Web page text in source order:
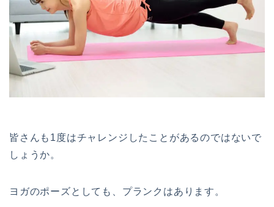
皆さんも1度はチャレンジしたことがあるのではないで
しょうか。
ヨガのポーズとしても、プランクはあります。